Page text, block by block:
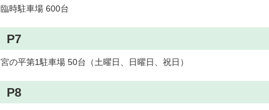
臨時駐車場 600台
P7
宮の平第1駐車場 50台（土曜日、日曜日、祝日）
P8